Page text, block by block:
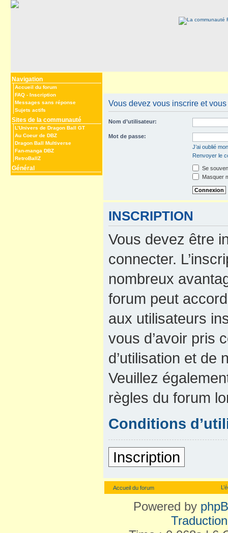
Navigation
Accueil du forum
FAQ - Inscription
Messages sans réponse
Sujets actifs
Sites de la communauté
L’Univers de Dragon Ball GT
Au Coeur de DBZ
Dragon Ball Multiverse
Fan-manga DBZ
RetroBallZ
Général
Vous devez vous inscrire et
Nom d’utilisateur:
Mot de passe:
J’ai oublié
Renvoyer le
Se
Masquer
INSCRIPTION
Vous devez être
connecter.
nombreux
forum peut
aux utilisateurs
vous d’avoir pris
d’utilisation et de
Veuillez
règles du forum
Conditions
Inscription
Accueil du forum
Powered by